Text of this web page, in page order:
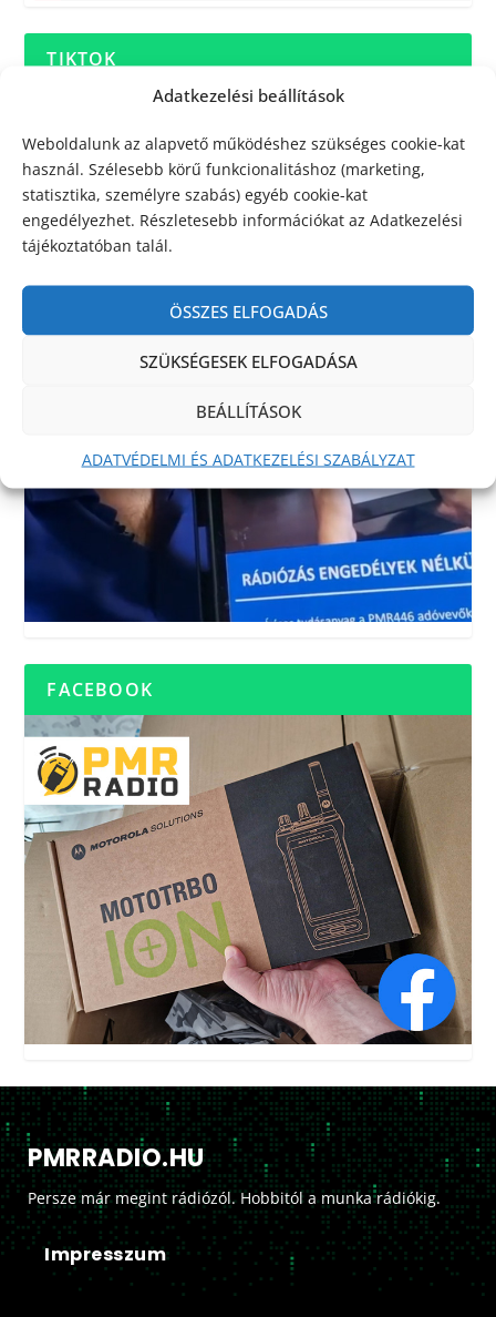
Adatkezelési beállítások
Weboldalunk az alapvető működéshez szükséges cookie-kat
használ. Szélesebb körű funkcionalitáshoz (marketing,
statisztika, személyre szabás) egyéb cookie-kat
engedélyezhet. Részletesebb információkat az Adatkezelési
tájékoztatóban talál.
ÖSSZES ELFOGADÁS
SZÜKSÉGESEK ELFOGADÁSA
BEÁLLÍTÁSOK
ADATVÉDELMI ÉS ADATKEZELÉSI SZABÁLYZAT
TIKTOK
FACEBOOK
PMRRADIO.HU
Persze már megint rádiózól. Hobbitól a munka rádiókig.
Impresszum